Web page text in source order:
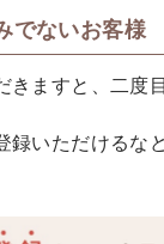
でないお客様
きますと、二度
録いただけるな